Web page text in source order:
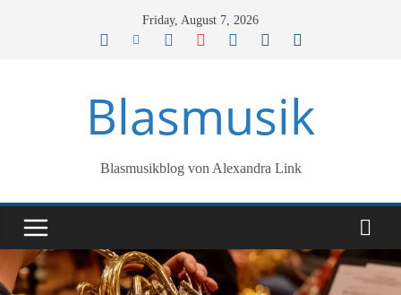
Friday, August 7, 2026
Blasmusik
Blasmusikblog von Alexandra Link